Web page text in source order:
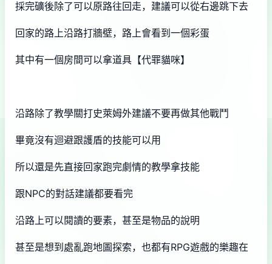
採完礦後除了可以原路往回走，建議可以從右邊跳下去
回家的路上沿路打牆壁，路上會看到一個彩蛋
其中有一個房間可以拿道具【代罪貓咪】
沿路除了教學關打史萊姆外建議不要再做其他戰鬥
畢竟沒有迴避跟護盾的技能可以用
所以還是先直接回家跑完劇情的教學拿技能
跟NPC的對話建議都要看完
沿路上可以閱讀的要素，甚至是物品的說明
甚至是想到處亂跑地圖探索，也都有RPG遊戲的樂趣在